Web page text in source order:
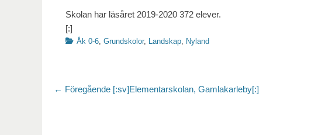
Skolan har läsåret 2019-2020 372 elever.
[:]
Kategorier
Åk 0-6 Grundskolor, Landskap Nyland
Inläggsnavigering
← Föregående Föregående
[:sv]Elementarskolan, Gamlakarleby[:]